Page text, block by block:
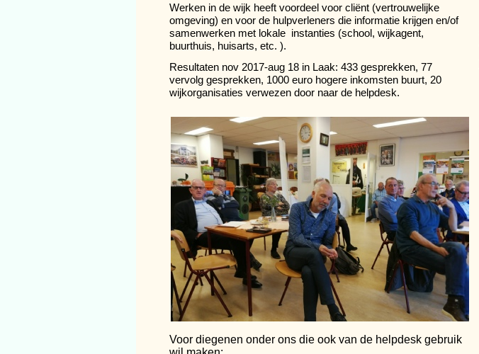
Werken in de wijk heeft voordeel voor cliënt (vertrouwelijke
omgeving) en voor de hulpverleners die informatie krijgen en/of
samenwerken met lokale instanties (school, wijkagent,
buurthuis, huisarts, etc. ).
Resultaten nov 2017-aug 18 in Laak: 433 gesprekken, 77
vervolg gesprekken, 1000 euro hogere inkomsten buurt, 20
wijkorganisaties verwezen door naar de helpdesk.
Voor diegenen onder ons die ook van de helpdesk gebruik